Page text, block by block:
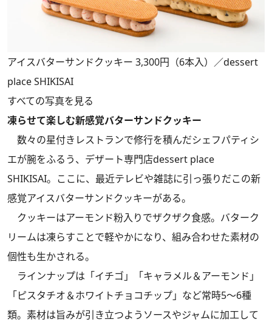
アイスバターサンドクッキー 3,300円（6本入）／dessert
place SHIKISAI
すべての写真を見る
凍らせて楽しむ新感覚バターサンドクッキー
数々の星付きレストランで修行を積んだシェフパティシ
エが腕をふるう、デザート専門店dessert place
SHIKISAI。ここに、最近テレビや雑誌に引っ張りだこの新
感覚アイスバターサンドクッキーがある。
クッキーはアーモンド粉入りでザクザク食感。バターク
リームは凍らすことで軽やかになり、組み合わせた素材の
個性も生かされる。
ラインナップは「イチゴ」「キャラメル＆アーモンド」
「ピスタチオ＆ホワイトチョコチップ」など常時5～6種
類。素材は旨みが引き立つようソースやジャムに加工して